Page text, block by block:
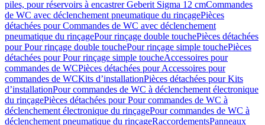
piles, pour réservoirs à encastrer Geberit Sigma 12 cmCommandes
de WC avec déclenchement pneumatique du rinçagePièces
détachées pour Commandes de WC avec déclenchement
pneumatique du rinçagePour rinçage double touchePièces détachées
pour Pour rinçage double touchePour rinçage simple touchePièces
détachées pour Pour rinçage simple toucheAccessoires pour
commandes de WCPièces détachées pour Accessoires pour
commandes de WCKits d’installationPièces détachées pour Kits
d’installationPour commandes de WC à déclenchement électronique
du rinçagePièces détachées pour Pour commandes de WC à
déclenchement électronique du rinçagePour commandes de WC à
déclenchement pneumatique du rinçageRaccordementsPanneaux